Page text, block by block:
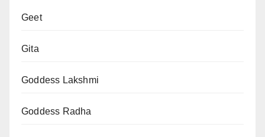
Geet
Gita
Goddess Lakshmi
Goddess Radha